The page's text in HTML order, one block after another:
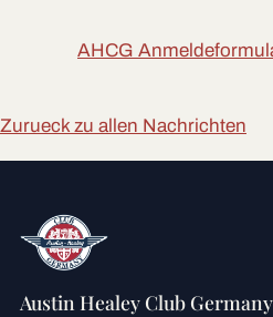
AHCG
Zurueck zu allen Nachrichten
Austin Healey Club Germany